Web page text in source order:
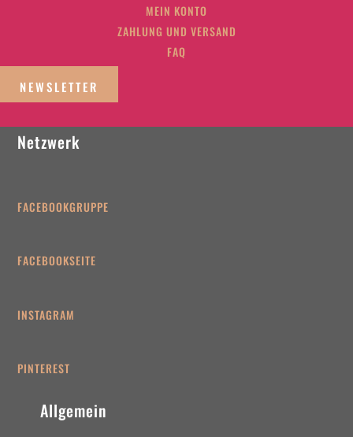
MEIN KONTO
ZAHLUNG UND VERSAND
FAQ
NEWSLETTER
Netzwerk
FACEBOOKGRUPPE
FACEBOOKSEITE
INSTAGRAM
PINTEREST
Allgemein